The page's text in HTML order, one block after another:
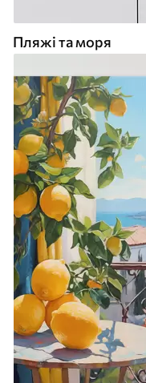
Пляжі та моря